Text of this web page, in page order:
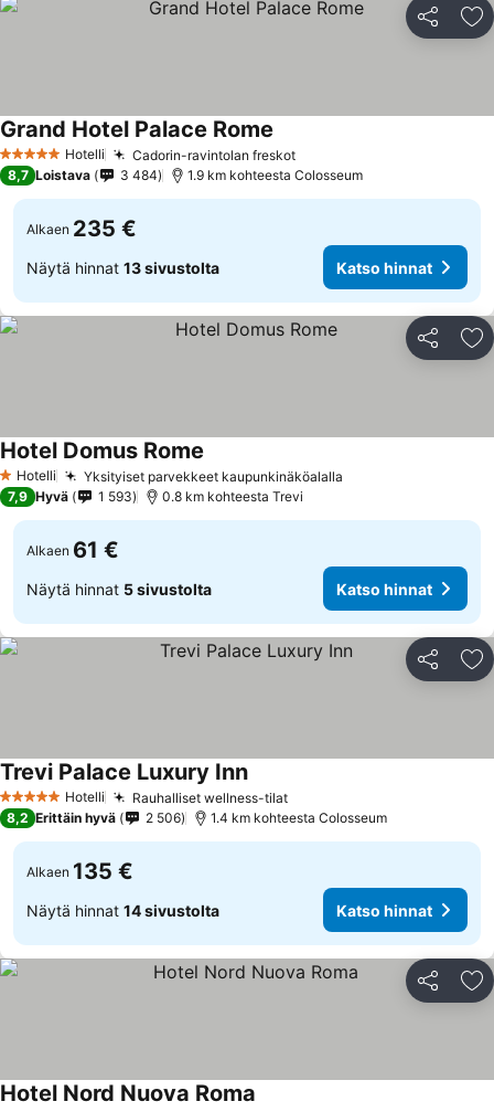
Jaa
5 Tähtiluokitus
Hotelli Cadorin-ravintolan freskotKatso hinnat
Grand Hotel Palace Rome
8,7 Loistava 3 484 1.9 km kohteesta Colosseum
Alkaen 235 €
Näytä hinnat 13 sivustolta Katso hinnat
Jaa
1 Tähtiluokitus
Hotelli Yksityiset parvekkeet kaupunkinäköalalla
Hotel Domus Rome
7,9 Hyvä 1 593 0.8 km kohteesta Trevi
Alkaen 61 €
Näytä hinnat 5 sivustolta Katso hinnat
Jaa
5 Tähtiluokitus
Hotelli Rauhalliset wellness-tilatKatso hinnat
Trevi Palace Luxury InnKatso hinnat
8,2 Erittäin hyvä 2 506 1.4 km kohteesta Colosseum
Alkaen 135 €
Näytä hinnat 14 sivustolta Katso hinnat
Jaa
Hotel Nord Nuova Roma